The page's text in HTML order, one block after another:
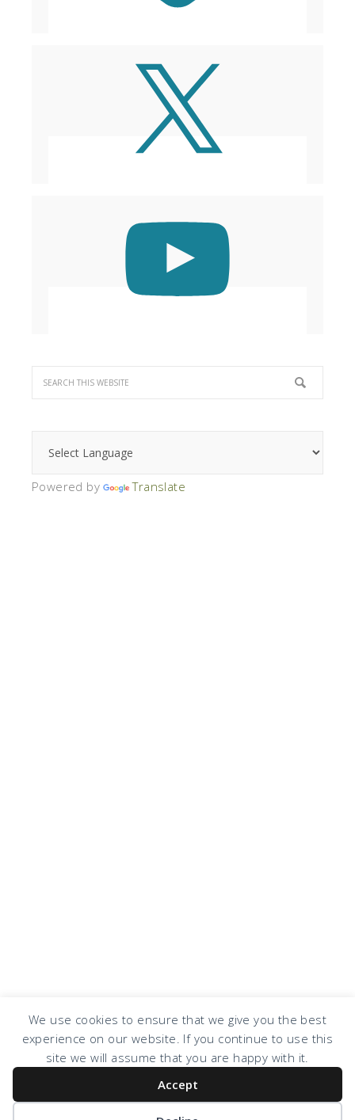
We use cookies to ensure that we give you the best
experience on our website. If you continue to use this
site we will assume that you are happy with it.
Accept
Powered by Translate
COPYRIGHT © 2026 · DESIGN BYDESIGN CHICKY